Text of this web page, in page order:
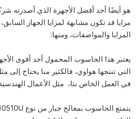
هو أيضًا أحد أفضل الأجهزة الذي أصدرته
مزايا قد تكون مشابهة لمزايا الجهاز
المزايا والمواصفات، ومنها:
يعتبر هذا الحاسوب المحمول أحد أقوى
التي تنتجها هواوي، فالكثير منا يحتاج إلى
في العمل الخاص بنا، مثل الأعمال